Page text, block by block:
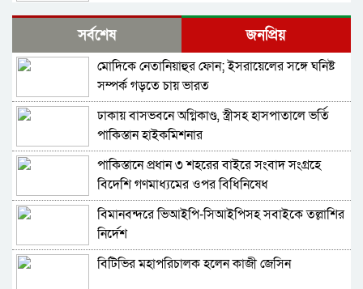
বিশ্বকাপের ফাইনালে হেরে ভেঙে পড়া মেসিকে স্ত্রীর
বার্তা
থিয়াগো মেসিতে স্বপ্ন আর্জেন্টিনার
মেসিকে বিশ্বকাপের সেরা ফুটবলার ঘোষণা
আইএফএফএইচএসের
বিশ্বকাপের ফাইনালে লাল কার্ড দেখা ফার্নান্দেজের
আবেগঘন বার্তা
এবার মেসিদের জন্য দি মারিয়ার বার্তা
বিবিসি বাংলার প্রতিবেদন; মেসির সাথে প্রতারণা,
সর্বশেষ জনপ্রিয়
মোদিকে নেতানিয়াহুর ফোন; ইসরায়েলের সঙ্গে ঘনিষ্ট
সম্পর্ক গড়তে চায় ভারত
ঢাকায় বাসভবনে অগ্নিকাণ্ড, স্ত্রীসহ হাসপাতালে ভর্তি
পাকিস্তান হাইকমিশনার
পাকিস্তানে প্রধান ৩ শহরের বাইরে সংবাদ সংগ্রহে
বিদেশি গণমাধ্যমের ওপর বিধিনিষেধ
বিমানবন্দরে ভিআইপি-সিআইপিসহ সবাইকে তল্লাশির
নির্দেশ
বিটিভির মহাপরিচালক হলেন কাজী জেসিন